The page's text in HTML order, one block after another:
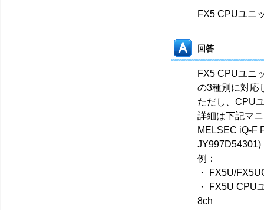
FX5 CPUユニ
回答
FX5 CPUユニ
の3種別に対応
ただし、CPU
詳細は下記マ
MELSEC iQ-F
JY997D54301)
例：
・ FX5U/
・ FX5U CPU
8ch